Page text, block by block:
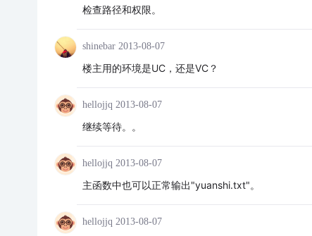
检查路径和权限。
shinebar 2013-08-07
楼主用的环境是UC，还是VC？
hellojjq 2013-08-07
继续等待。。
hellojjq 2013-08-07
主函数中也可以正常输出"yuanshi.txt"。
hellojjq 2013-08-07